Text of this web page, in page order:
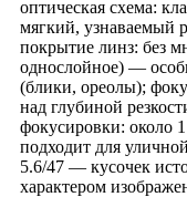
оптическая схема:
мягкий, узнаваемый
покрытие линз: без
однослойное) —
(блики, ореолы);
над глубиной
фокусировки: около
подходит для
5.6/47 — кусочек
характером